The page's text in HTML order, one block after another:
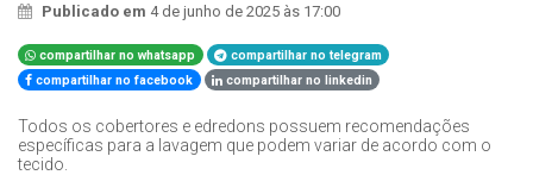
Publicado em 4 de junho de 2025 às 17:00
compartilhar no whatsapp
compartilhar no telegram
compartilhar no facebook
compartilhar no linkedin
Todos os cobertores e edredons possuem recomendações
específicas para a lavagem que podem variar de acordo com o
tecido.